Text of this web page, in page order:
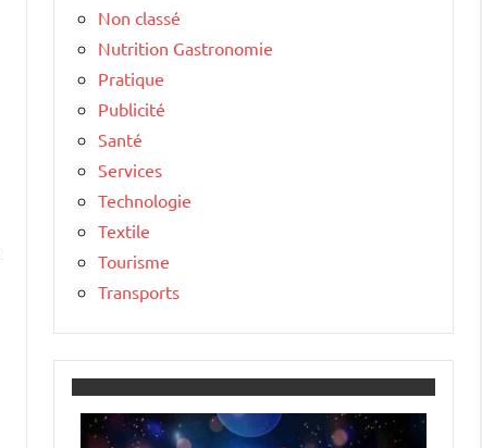
Non classé
Nutrition Gastronomie
Pratique
Publicité
Santé
Services
Technologie
Textile
Tourisme
Transports